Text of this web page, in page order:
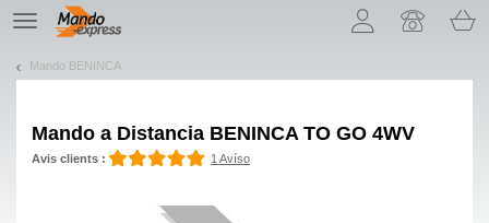
TE
navigation
Mando BENINCA
Mando a Distancia BENINCA TO GO 4WV
Avis clients : 1 Avíso
¡Permítenos presentarte nuestras cookies!